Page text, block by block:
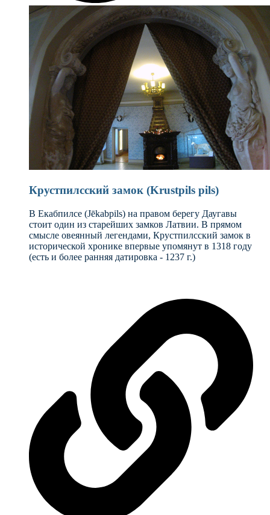
Крустпилсcкий замок (Krustpils pils)
В Екабпилсе (Jēkabpils) на правом берегу Даугавы
стоит один из старейших замков Латвии. В прямом
смысле овеянный легендами, Крустпилсский замок в
исторической хронике впервые упомянут в 1318 году
(есть и более ранняя датировка - 1237 г.)